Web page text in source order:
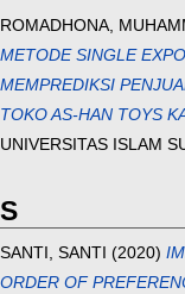
ROMADHONA,
METODE SINGLE
MEMPREDIKSI
TOKO AS-HAN TOYS
UNIVERSITAS ISLAM
S
SANTI, SANTI (2020)
ORDER OF